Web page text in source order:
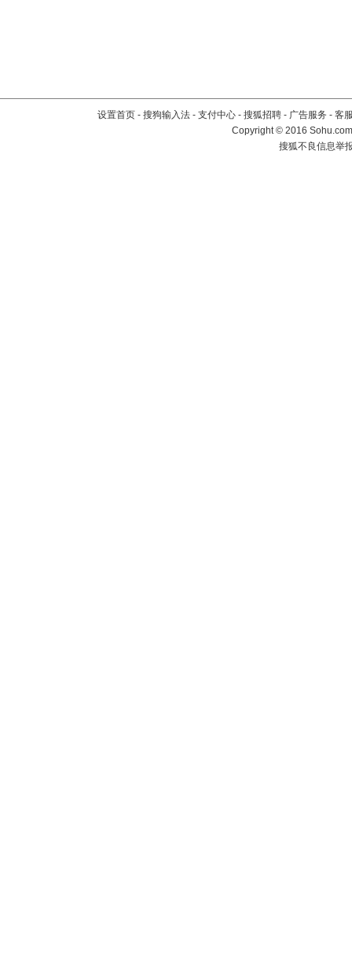
设置首页 - 搜狗输入法 - 支付中心 - 搜狐招聘 - 广告服务 - 客
Copyright©2016
搜狐不良信息举